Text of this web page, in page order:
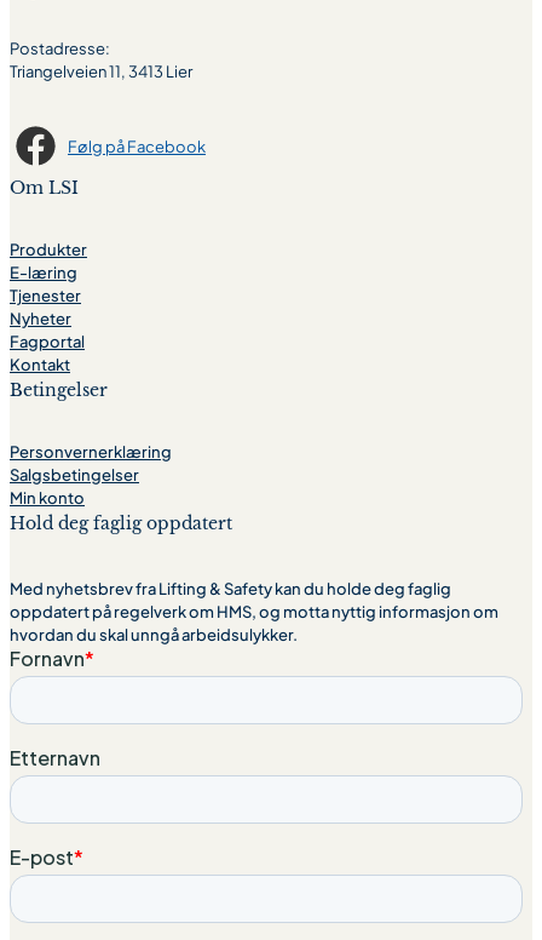
Postadresse:
Triangelveien 11, 3413 Lier
Følg på Facebook
Om LSI
Produkter
E-læring
Tjenester
Nyheter
Fagportal
Kontakt
Betingelser
Personvernerklæring
Salgsbetingelser
Min konto
Hold deg faglig oppdatert
Med nyhetsbrev fra Lifting & Safety kan du holde deg faglig
oppdatert på regelverk om HMS, og motta nyttig informasjon om
hvordan du skal unngå arbeidsulykker.